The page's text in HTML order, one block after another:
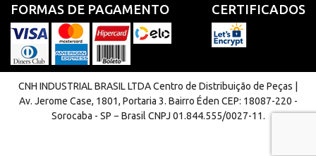
FORMAS DE PAGAMENTO CERTIFICADOS
CNH INDUSTRIAL BRASIL LTDA Centro de Distribuição de Peças |
Av. Jerome Case, 1801, Portaria 3. Bairro Éden CEP: 18087-220 -
Sorocaba - SP − Brasil CNPJ 01.844.555/0027-11.